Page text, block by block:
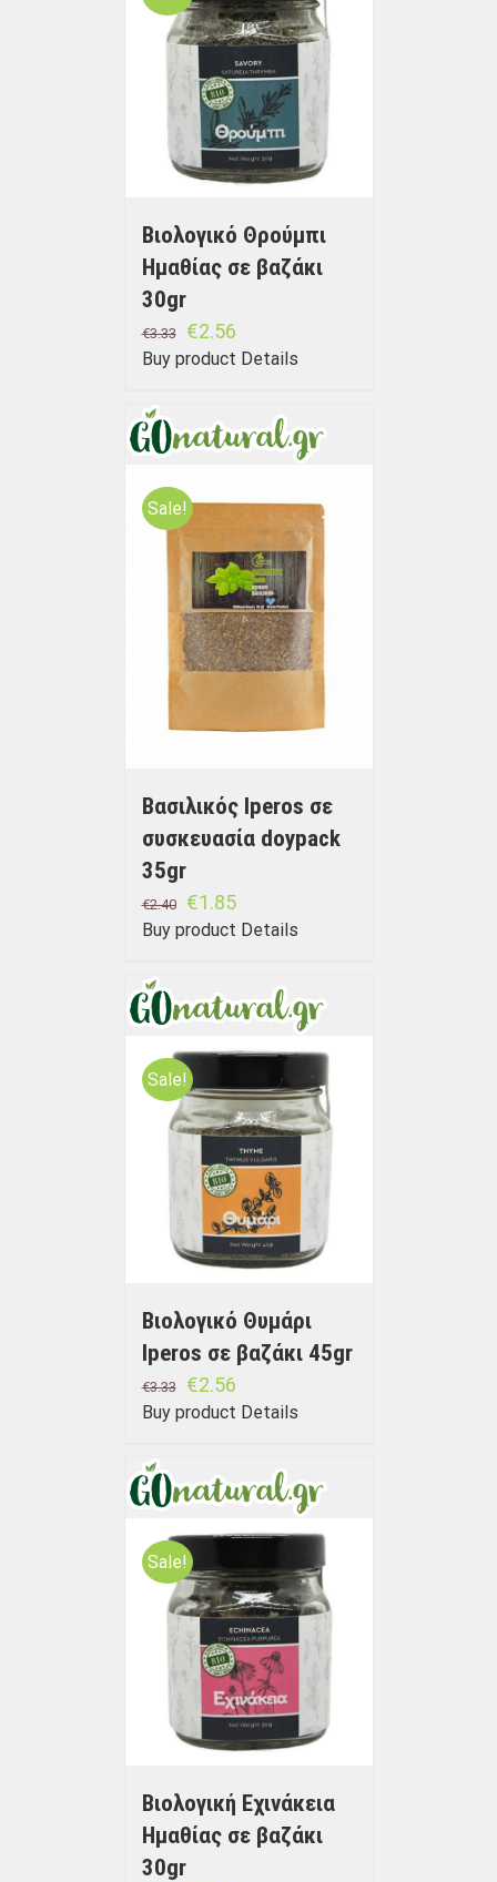
Βιολογικό Θρούμπι
Ημαθίας σε βαζάκι
30gr
€3.33 €2.56
Buy product Details
Sale!
Βασιλικός Iperos σε
συσκευασία doypack
35gr
€2.40 €1.85
Buy product Details
Sale!
Βιολογικό Θυμάρι
Iperos σε βαζάκι 45gr
€3.33 €2.56
Buy product Details
Sale!
Βιολογική Εχινάκεια
Ημαθίας σε βαζάκι
30gr